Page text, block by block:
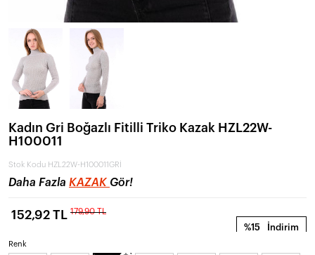
Kadın Gri Boğazlı Fitilli Triko Kazak HZL22W-
H100011
Stok Kodu HZL22W-H100011GRİ
Daha Fazla KAZAK Gör!
%15 İndirim
152,92 TL 179,90 TL
Renk